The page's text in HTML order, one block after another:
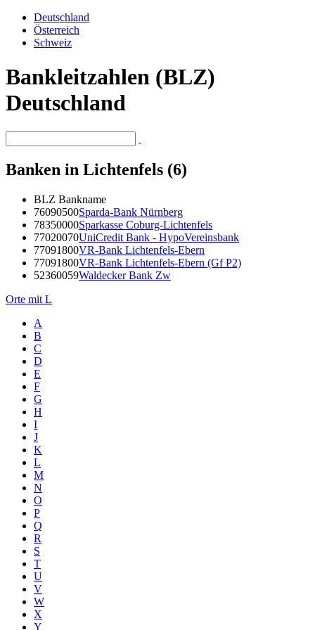
Deutschland
Österreich
Schweiz
Bankleitzahlen (BLZ)
Deutschland
Banken in Lichtenfels (6)
BLZ Bankname
76090500Sparda-Bank Nürnberg
78350000Sparkasse Coburg-Lichtenfels
77020070UniCredit Bank - HypoVereinsbank
77091800VR-Bank Lichtenfels-Ebern
77091800VR-Bank Lichtenfels-Ebern (Gf P2)
52360059Waldecker Bank Zw
Orte mit L
A
B
C
D
E
F
G
H
I
J
K
L
M
N
O
P
Q
R
S
T
U
V
W
X
Y